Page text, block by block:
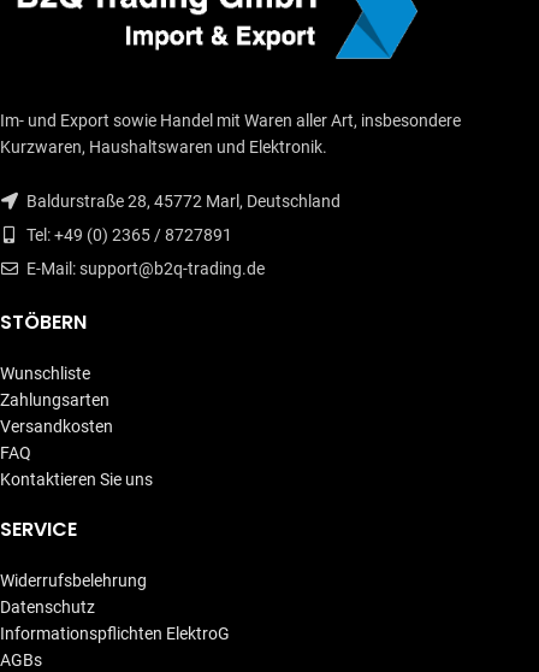
Im- und Export sowie Handel mit Waren aller Art, insbesondere
Kurzwaren, Haushaltswaren und Elektronik.
Baldurstraße 28, 45772 Marl, Deutschland
Tel: +49 (0) 2365 / 8727891
E-Mail: support@b2q-trading.de
STÖBERN
Wunschliste
Zahlungsarten
Versandkosten
FAQ
Kontaktieren Sie uns
SERVICE
Widerrufsbelehrung
Datenschutz
Informationspflichten ElektroG
AGBs